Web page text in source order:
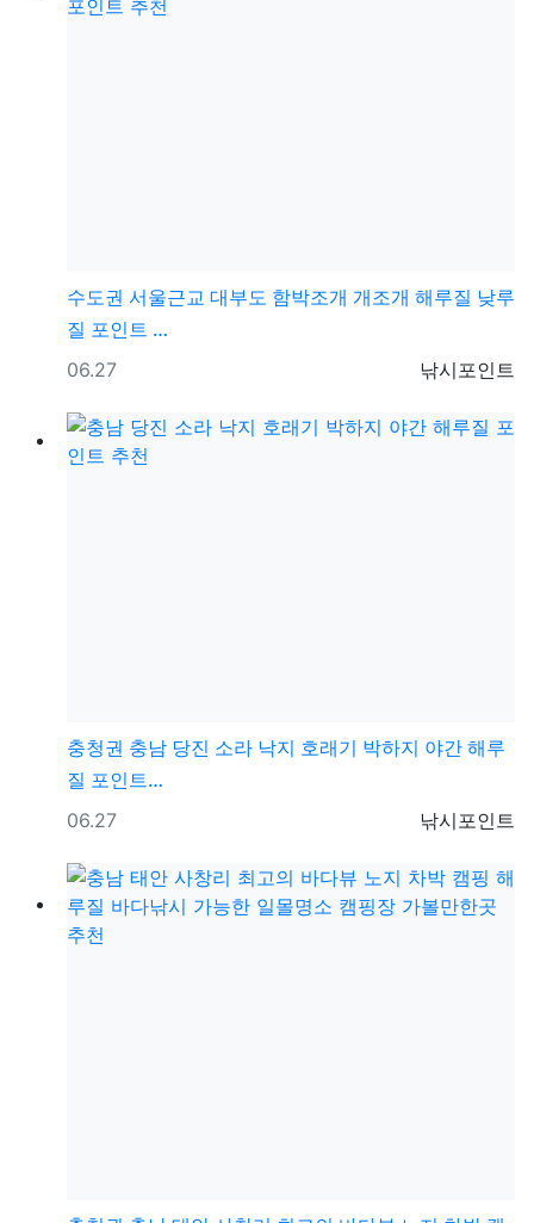
수도권 서울근교 대부도 함박조개 개조개 해루질 낮루
질 포인트 …
등록자
낚시포인트
등록일
06.27
충청권 충남 당진 소라 낙지 호래기 박하지 야간 해루
질 포인트…
등록자
낚시포인트
등록일
06.27